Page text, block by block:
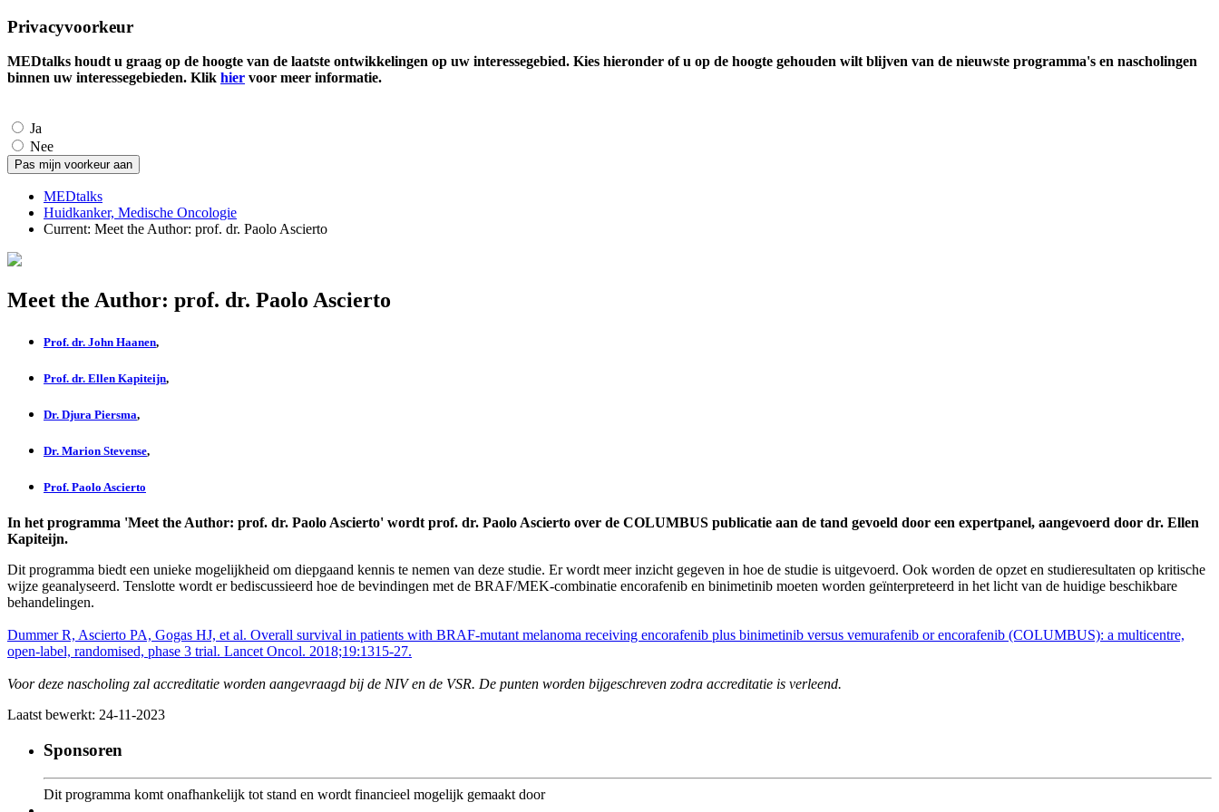
Privacyvoorkeur
MEDtalks houdt u graag op de hoogte van de laatste ontwikkelingen op uw interessegebied. Kies hieronder of u op de hoogte gehouden wilt blijven van de nieuwste programma's en nascholingen
binnen uw interessegebieden. Klik hier voor meer informatie.
Ja
Nee
MEDtalks
Huidkanker, Medische Oncologie
Current: Meet the Author: prof. dr. Paolo Ascierto
Meet the Author: prof. dr. Paolo Ascierto
Prof. dr. John Haanen,
Prof. dr. Ellen Kapiteijn,
Dr. Djura Piersma,
Dr. Marion Stevense,
Prof. Paolo Ascierto
In het programma 'Meet the Author: prof. dr. Paolo Ascierto' wordt prof. dr. Paolo Ascierto over de COLUMBUS publicatie aan de tand gevoeld door een expertpanel, aangevoerd door dr. Ellen
Kapiteijn.
Dit programma biedt een unieke mogelijkheid om diepgaand kennis te nemen van deze studie. Er wordt meer inzicht gegeven in hoe de studie is uitgevoerd. Ook worden de opzet en studieresultaten op kritische
wijze geanalyseerd. Tenslotte wordt er bediscussieerd hoe de bevindingen met de BRAF/MEK-combinatie encorafenib en binimetinib moeten worden geïnterpreteerd in het licht van de huidige beschikbare
behandelingen.
Dummer R, Ascierto PA, Gogas HJ, et al. Overall survival in patients with BRAF-mutant melanoma receiving encorafenib plus binimetinib versus vemurafenib or encorafenib (COLUMBUS): a multicentre,
open-label, randomised, phase 3 trial. Lancet Oncol. 2018;19:1315-27.
Voor deze nascholing zal accreditatie worden aangevraagd bij de NIV en de VSR. De punten worden bijgeschreven zodra accreditatie is verleend.
Laatst bewerkt: 24-11-2023
Sponsoren
Dit programma komt onafhankelijk tot stand en wordt financieel mogelijk gemaakt door